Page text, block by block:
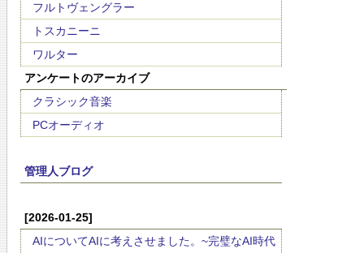
フルトヴェングラー
トスカニーニ
ワルター
アンケートのアーカイブ
クラシック音楽
PCオーディオ
管理人ブログ
[2026-01-25]
AIについてAIに考えさせました。~完璧なAI時代